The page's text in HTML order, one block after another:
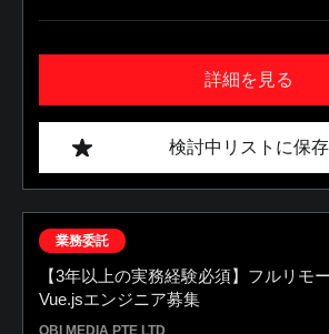
詳細を見る
検討中リストに保存
業務委託
【3年以上の実務経験必須】フルリモ
Vue.jsエンジニア募集
OBI MEDIA PTE LTD